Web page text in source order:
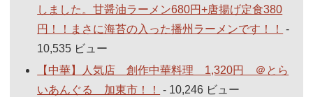
しました。甘醤油ラーメン680円+唐揚げ定食380
円！！まさに海苔の入った播州ラーメンです！！
-
10,535 ビュー
【中華】人気店 創作中華料理 1,320円 ＠とら
いあんぐる 加東市！！
- 10,246 ビュー